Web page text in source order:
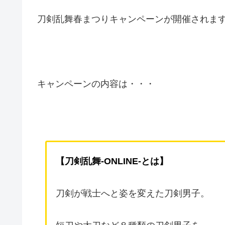
刀剣乱舞春まつりキャンペーンが開催されま
キャンペーンの内容は・・・
【刀剣乱舞-ONLINE-とは】
刀剣が戦士へと姿を変えた刀剣男子。